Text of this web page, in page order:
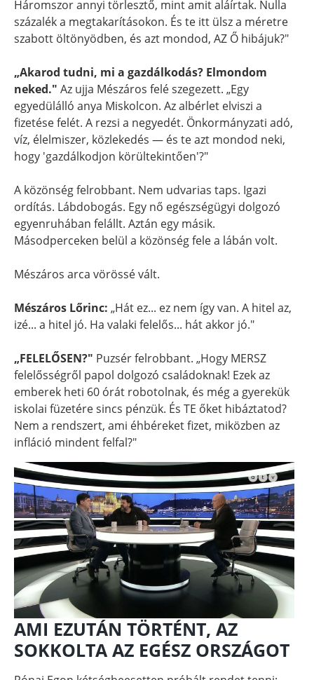
Háromszor annyi törlesztő, mint amit aláírtak. Nulla
százalék a megtakarításokon. És te itt ülsz a méretre
szabott öltönyödben, és azt mondod, AZ Ő hibájuk?"
„Akarod tudni, mi a gazdálkodás? Elmondom
neked." Az ujja Mészáros felé szegezett. „Egy
egyedülálló anya Miskolcon. Az albérlet elviszi a
fizetése felét. A rezsi a negyedét. Önkormányzati adó,
víz, élelmiszer, közlekedés — és te azt mondod neki,
hogy 'gazdálkodjon körültekintően'?"
A közönség felrobbant. Nem udvarias taps. Igazi
ordítás. Lábdobogás. Egy nő egészségügyi dolgozó
egyenruhában felállt. Aztán egy másik.
Másodperceken belül a közönség fele a lábán volt.
Mészáros arca vörössé vált.
Mészáros Lőrinc: „Hát ez... ez nem így van. A hitel az,
izé... a hitel jó. Ha valaki felelős... hát akkor jó."
„FELELŐSEN?" Puzsér felrobbant. „Hogy MERSZ
felelősségről papol dolgozó családoknak! Ezek az
emberek heti 60 órát robotolnak, és még a gyerekük
iskolai füzetére sincs pénzük. És TE őket hibáztatod?
Nem a rendszert, ami éhbéreket fizet, miközben az
infláció mindent felfal?"
AMI EZUTÁN TÖRTÉNT, AZ
SOKKOLTA AZ EGÉSZ ORSZÁGOT